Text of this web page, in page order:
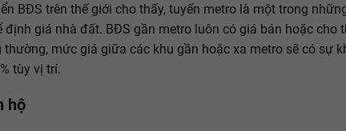
BĐS trên thế giới cho thấy, tuyến metro là một trong
định giá nhà đất. BĐS gần metro luôn có giá bán hoặc cho
thường, mức giá giữa các khu gần hoặc xa metro sẽ có sự
tùy vị trí.
hộ